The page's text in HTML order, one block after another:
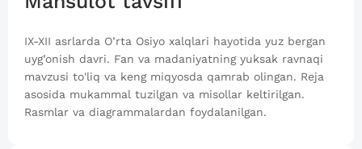
IX-XII asrlarda O’rta Osiyo xalqlari hayotida yuz bergan
uyg’onish davri. Fan va madaniyatning yuksak ravnaqi
mavzusi to'liq va keng miqyosda qamrab olingan. Reja
asosida mukammal tuzilgan va misollar keltirilgan.
Rasmlar va diagrammalardan foydalanilgan.